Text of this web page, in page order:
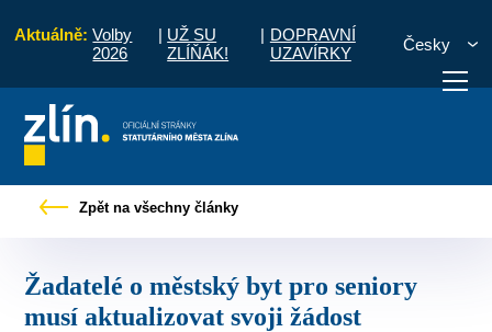
Aktuálně: Volby
2026
| UŽ SU
ZLÍŇÁK!
| DOPRAVNÍ
UZAVÍRKY
Česky
vyřídit Potřebuji zaplatit
Zpět na všechny články
Žadatelé o městský byt pro seniory
musí aktualizovat svoji žádost